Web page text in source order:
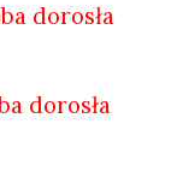
dorosła
dorosła